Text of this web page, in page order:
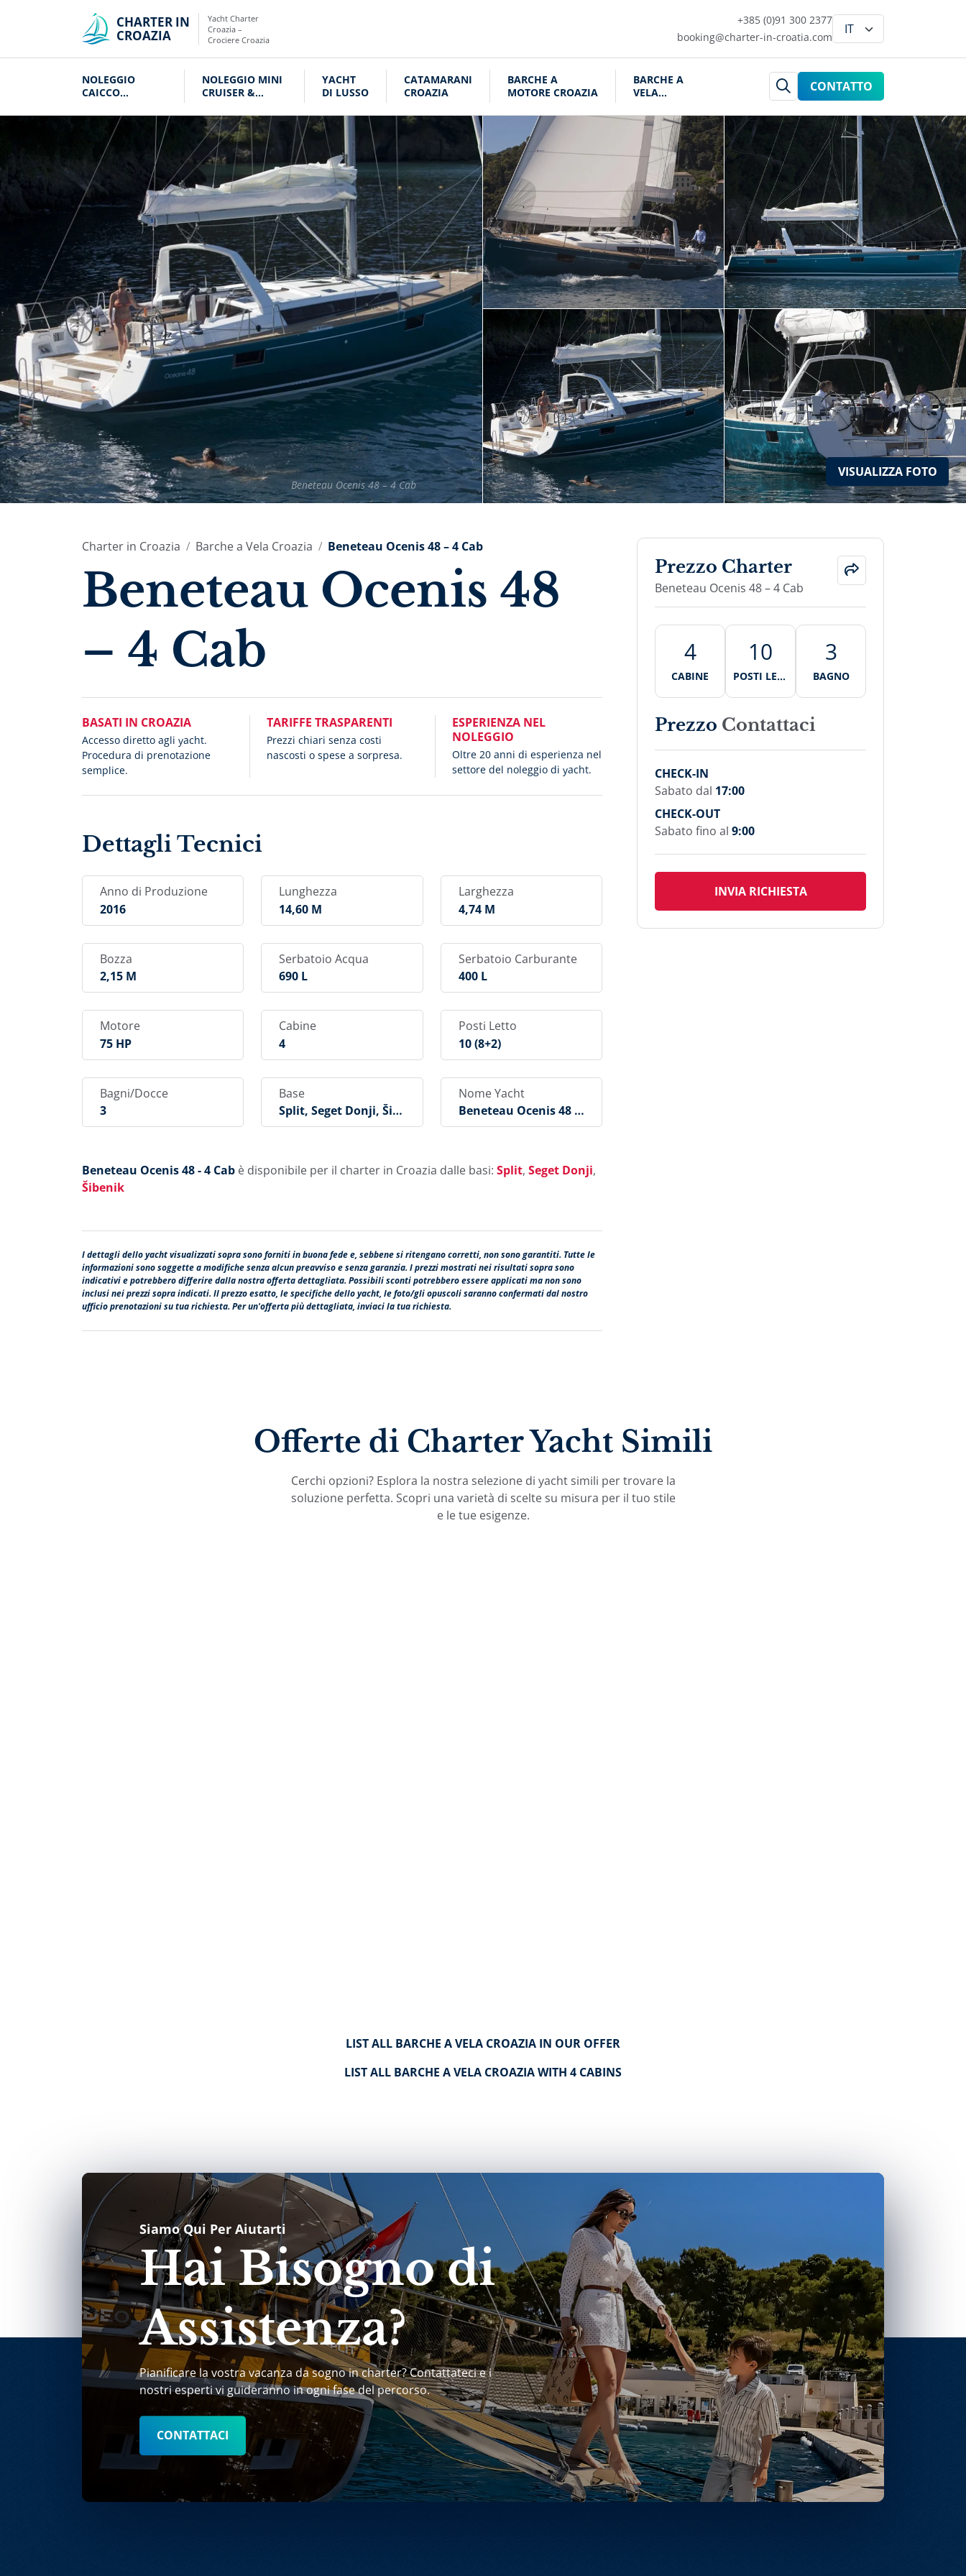
CHARTER IN
CROAZIA
Yacht Charter
Croazia –
Crociere Croazia
+385 (0)91 300 2377
booking@charter-in-croatia.com
NOLEGGIO
CAICCO
NOLEGGIO MINI
CRUISER &
YACHT
DI LUSSO
CATAMARANI
CROAZIA
BARCHE A
MOTORE CROAZIA
BARCHE A
VELA
CONTATTO
Beneteau Ocenis 48 – 4 Cab
VISUALIZZA FOTO
Charter in Croazia Barche a Vela Croazia Beneteau Ocenis 48 – 4 Cab
Beneteau Ocenis 48
– 4 Cab
BASATI IN CROAZIA
Accesso diretto agli yacht.
Procedura di prenotazione
semplice.
TARIFFE TRASPARENTI
Prezzi chiari senza costi
nascosti o spese a sorpresa.
ESPERIENZA NEL
NOLEGGIO
Oltre 20 anni di esperienza nel
settore del noleggio di yacht.
Dettagli Tecnici
Anno di Produzione
2016
Lunghezza
14,60 M
Larghezza
4,74 M
Bozza
2,15 M
Serbatoio Acqua
690 L
Serbatoio Carburante
400 L
Motore
75 HP
Cabine
4
Posti Letto
10 (8+2)
Bagni/Docce
3
Base
Split, Seget Donji, Šib
Enik
Nome Yacht
Beneteau Ocenis 48 –
4 Cab
Beneteau Ocenis 48 - 4 Cab è disponibile per il charter in Croazia dalle basi: Split, Seget Donji,
Šibenik
I dettagli dello yacht visualizzati sopra sono forniti in buona fede e, sebbene si ritengano corretti, non sono garantiti. Tutte le
informazioni sono soggette a modifiche senza alcun preavviso e senza garanzia. I prezzi mostrati nei risultati sopra sono
indicativi e potrebbero differire dalla nostra offerta dettagliata. Possibili sconti potrebbero essere applicati ma non sono
inclusi nei prezzi sopra indicati. Il prezzo esatto, le specifiche dello yacht, le foto/gli opuscoli saranno confermati dal nostro
ufficio prenotazioni su tua richiesta. Per un'offerta più dettagliata, inviaci la tua richiesta.
Prezzo Charter
Beneteau Ocenis 48 – 4 Cab
4
CABINE
10
POSTI LETT
3
BAGNO
Prezzo Contattaci
CHECK-IN
Sabato dal 17:00
CHECK-OUT
Sabato fino al 9:00
INVIA RICHIESTA
Offerte di Charter Yacht Simili
Cerchi opzioni? Esplora la nostra selezione di yacht simili per trovare la
soluzione perfetta. Scopri una varietà di scelte su misura per il tuo stile
e le tue esigenze.
LIST ALL BARCHE A VELA CROAZIA IN OUR OFFER
LIST ALL BARCHE A VELA CROAZIA WITH 4 CABINS
Siamo Qui Per Aiutarti
Hai Bisogno di
Assistenza?
Pianificare la vostra vacanza da sogno in charter? Contattateci e i
nostri esperti vi guideranno in ogni fase del percorso.
CONTATTACI